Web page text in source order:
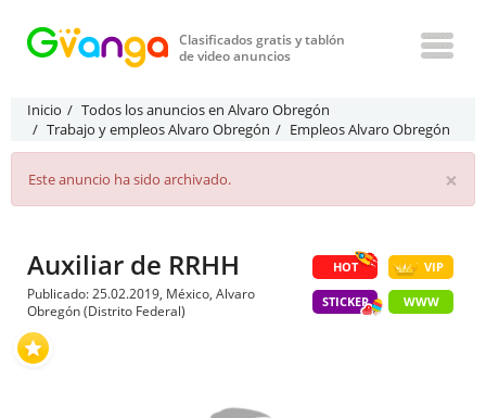
Clasificados gratis y tablón
de video anuncios
Inicio
Todos los anuncios en Alvaro Obregón
Trabajo y empleos Alvaro Obregón
Empleos Alvaro Obregón
×
Este anuncio ha sido archivado.
HOT VIP
STICKER WWW
Auxiliar de RRHH
Publicado: 25.02.2019, México, Alvaro
Obregón (Distrito Federal)